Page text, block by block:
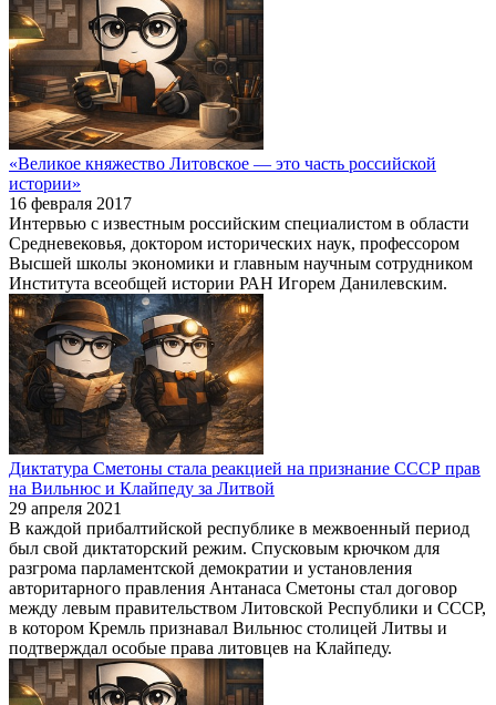
«Великое княжество Литовское — это часть российской
истории»
16 февраля 2017
Интервью с известным российским специалистом в области
Средневековья, доктором исторических наук, профессором
Высшей школы экономики и главным научным сотрудником
Института всеобщей истории РАН Игорем Данилевским.
Диктатура Сметоны стала реакцией на признание СССР прав
на Вильнюс и Клайпеду за Литвой
29 апреля 2021
В каждой прибалтийской республике в межвоенный период
был свой диктаторский режим. Спусковым крючком для
разгрома парламентской демократии и установления
авторитарного правления Антанаса Сметоны стал договор
между левым правительством Литовской Республики и СССР,
в котором Кремль признавал Вильнюс столицей Литвы и
подтверждал особые права литовцев на Клайпеду.